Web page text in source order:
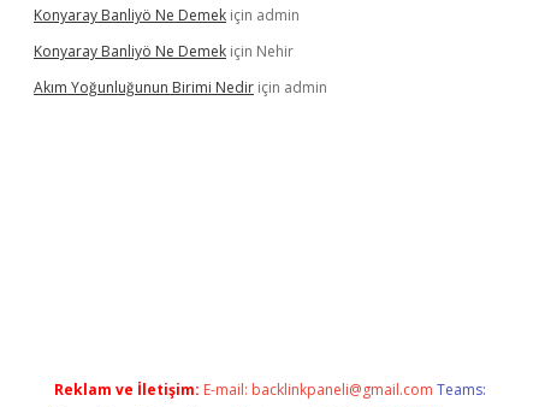
Konyaray Banliyö Ne Demek için admin
Konyaray Banliyö Ne Demek için Nehir
Akım Yoğunluğunun Birimi Nedir için admin
Reklam ve İletişim: E-mail: backlinkpaneli@gmail.com Teams: